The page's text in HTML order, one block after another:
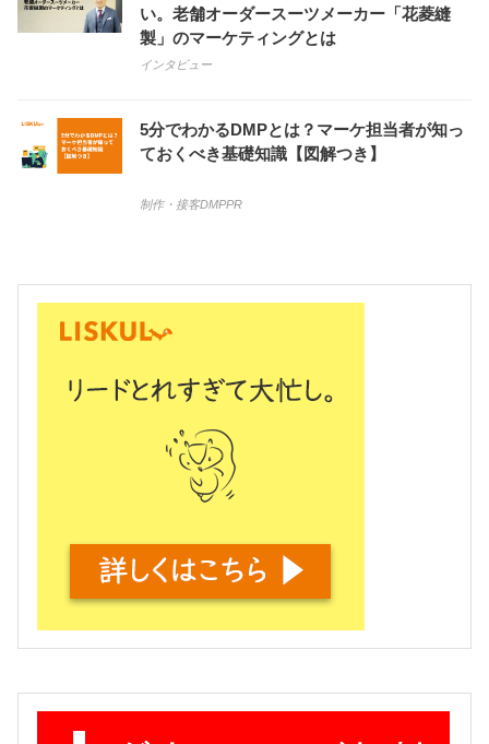
い。老舗オーダースーツメーカー「花菱縫
製」のマーケティングとは
インタビュー
5分でわかるDMPとは？マーケ担当者が知っ
ておくべき基礎知識【図解つき】
制作・接客DMPPR